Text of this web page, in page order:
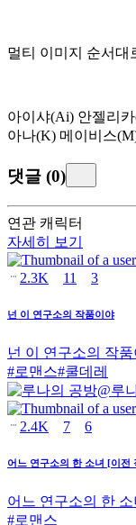
멀티 이미지 순서대
아이샤(Ai) 안젤리
아나(K) 메이비스
댓글 (0)
연관 캐릭터
자세히 보기
2.3K 11 3
넌 이 연구소의 작품이야
넌 이 연구소의 작
#로맨스#쿨데레
@루
2.4K 7 6
어느 연구소의 한 소녀 [이전
어느 연구소의 한
#로맨스